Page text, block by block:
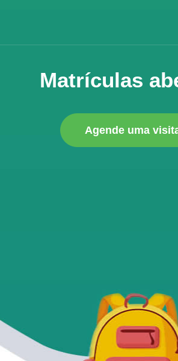
Matrículas
Agende uma